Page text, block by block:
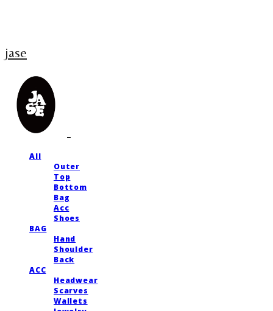
jase
All
Outer
Top
Bottom
Bag
Acc
Shoes
BAG
Hand
Shoulder
Back
ACC
Headwear
Scarves
Wallets